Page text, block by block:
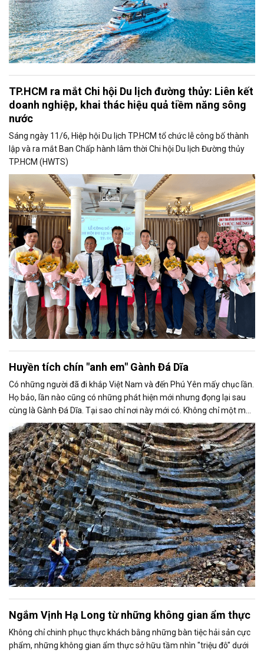
TP.HCM ra mắt Chi hội Du lịch đường thủy: Liên kết
doanh nghiệp, khai thác hiệu quả tiềm năng sông
nước
Sáng ngày 11/6, Hiệp hội Du lịch TP.HCM tổ chức lễ công bố thành
lập và ra mắt Ban Chấp hành lâm thời Chi hội Du lịch Đường thủy
TP.HCM (HWTS)
Huyền tích chín "anh em" Gành Đá Dĩa
Có những người đã đi khắp Việt Nam và đến Phú Yên mấy chục lần.
Họ bảo, lần nào cũng có những phát hiện mới nhưng đọng lại sau
cùng là Gành Đá Dĩa. Tại sao chỉ nơi này mới có. Không chỉ một mà
tới chín điểm khác nhau. Cả châu Á, ngoài Việt Nam; mấy nước có
ghềnh đá dĩa nhưng không nhiều như Phú Yên.
Ngắm Vịnh Hạ Long từ những không gian ẩm thực
Không chỉ chinh phục thực khách bằng những bàn tiệc hải sản cực
phẩm, những không gian ẩm thực sở hữu tầm nhìn "triệu đô" dưới